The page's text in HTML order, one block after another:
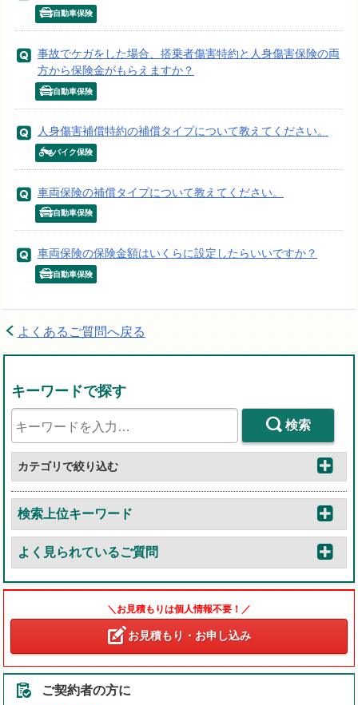
自動車保険
事故でケガをした場合、搭乗者傷害特約と人身傷害保険の両
方から保険金がもらえますか？
自動車保険
人身傷害補償特約の補償タイプについて教えてください。
バイク保険
車両保険の補償タイプについて教えてください。
自動車保険
車両保険の保険金額はいくらに設定したらいいですか？
自動車保険
よくあるご質問へ戻る
キーワードで探す
検索
カテゴリで絞り込む
検索上位キーワード
よく見られているご質問
＼お見積もりは個人情報不要！／
お見積もり・お申し込み
ご契約者の方に